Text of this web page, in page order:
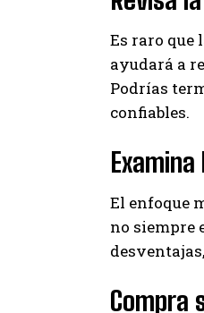
Es raro que
ayudará a
Podrías
confiables.
El enfoque
no siempre
Compra